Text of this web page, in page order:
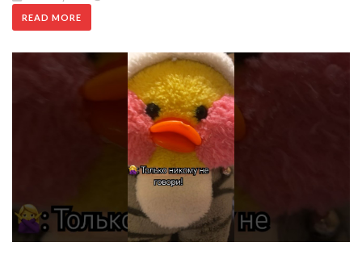
READ MORE